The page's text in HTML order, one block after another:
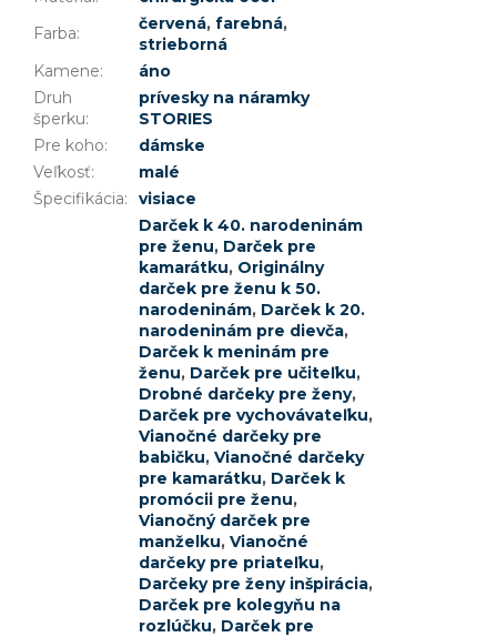
Farba: červená, farebná,
strieborná
Kamene:
áno
Druh
šperku:
prívesky na náramky
STORIES
Pre koho:
dámske
Veľkosť:
malé
Špecifikácia: visiace
Darček k 40. narodeninám
pre ženu, Darček pre
kamarátku, Originálny
darček pre ženu k 50.
narodeninám, Darček k 20.
narodeninám pre dievča,
Darček k meninám pre
ženu, Darček pre učiteľku,
Drobné darčeky pre ženy,
Darček pre vychovávateľku,
Vianočné darčeky pre
babičku, Vianočné darčeky
pre kamarátku, Darček k
promócii pre ženu,
Vianočný darček pre
manželku, Vianočné
darčeky pre priateľku,
Darčeky pre ženy inšpirácia,
Darček pre kolegyňu na
rozlúčku, Darček pre